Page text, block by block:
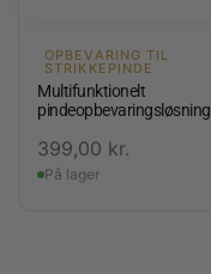
OPBEVARING TIL
STRIKKEPINDE
Multifunktionelt
pindeopbevaringsløsning
399,00 kr.
På lager